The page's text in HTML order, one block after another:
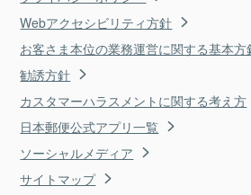
Webアクセシビリティ方針
お客さま本位の業務運営に関する基本方
勧誘方針
カスタマーハラスメントに関する考え方
日本郵便公式アプリ一覧
ソーシャルメディア
サイトマップ